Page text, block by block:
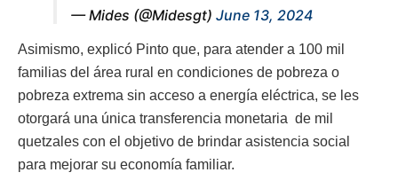
— Mides (@Midesgt) June 13, 2024
Asimismo, explicó Pinto que, para atender a 100 mil
familias del área rural en condiciones de pobreza o
pobreza extrema sin acceso a energía eléctrica, se les
otorgará una única transferencia monetaria de mil
quetzales con el objetivo de brindar asistencia social
para mejorar su economía familiar.